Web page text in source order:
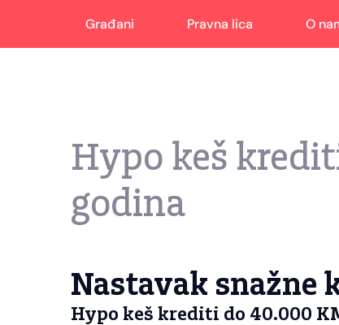
Građani Pravna lica O
Hypo keš
godina
Nastavak
Hypo keš krediti do 40.000